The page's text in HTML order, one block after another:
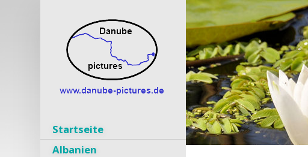
Startseite
Albanien